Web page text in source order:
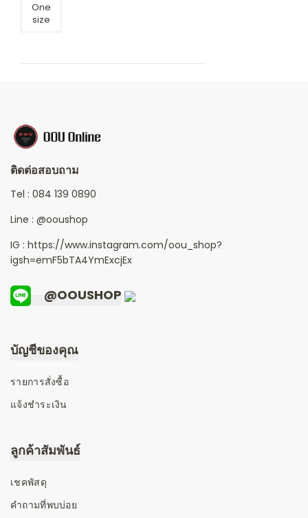
One
size
ติดต่อสอบถาม
Tel : 084 139 0890
Line : @ooushop
IG : https://www.instagram.com/oou_shop?
igsh=emF5bTA4YmExcjEx
@OOUSHOP
บัญชีของคุณ
รายการสั่งซื้อ
แจ้งชำระเงิน
ลูกค้าสัมพันธ์
เชคพัสดุ
คำถามที่พบบ่อย